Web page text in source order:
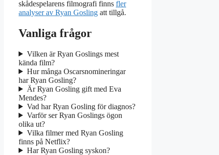
skådespelarens filmografi finns fler
analyser av Ryan Gosling att tillgå.
Vanliga frågor
Vilken är Ryan Goslings mest
kända film?
Hur många Oscarsnomineringar
har Ryan Gosling?
Är Ryan Gosling gift med Eva
Mendes?
Vad har Ryan Gosling för diagnos?
Varför ser Ryan Goslings ögon
olika ut?
Vilka filmer med Ryan Gosling
finns på Netflix?
Har Ryan Gosling syskon?